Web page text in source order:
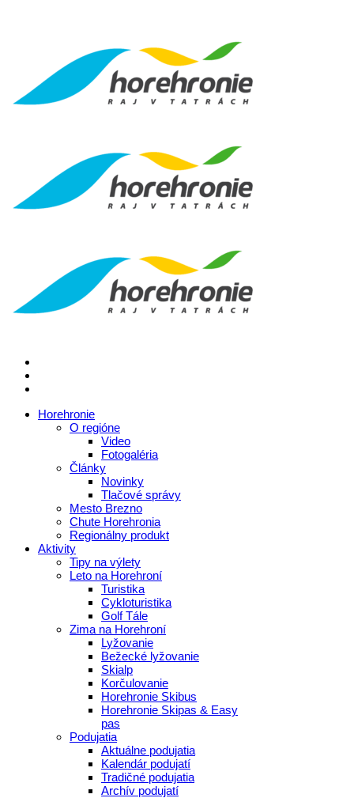
Horehronie
O regióne
Video
Fotogaléria
Články
Novinky
Tlačové správy
Mesto Brezno
Chute Horehronia
Regionálny produkt
Aktivity
Tipy na výlety
Leto na Horehroní
Turistika
Cykloturistika
Golf Tále
Zima na Horehroní
Lyžovanie
Bežecké lyžovanie
Skialp
Korčulovanie
Horehronie Skibus
Horehronie Skipas & Easy
pas
Podujatia
Aktuálne podujatia
Kalendár podujatí
Tradičné podujatia
Archív podujatí